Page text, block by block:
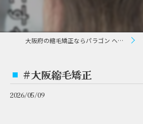
大阪府の縮毛矯正ならパラゴン ヘアー
#大阪縮毛矯正 ⁡
2026/05/09